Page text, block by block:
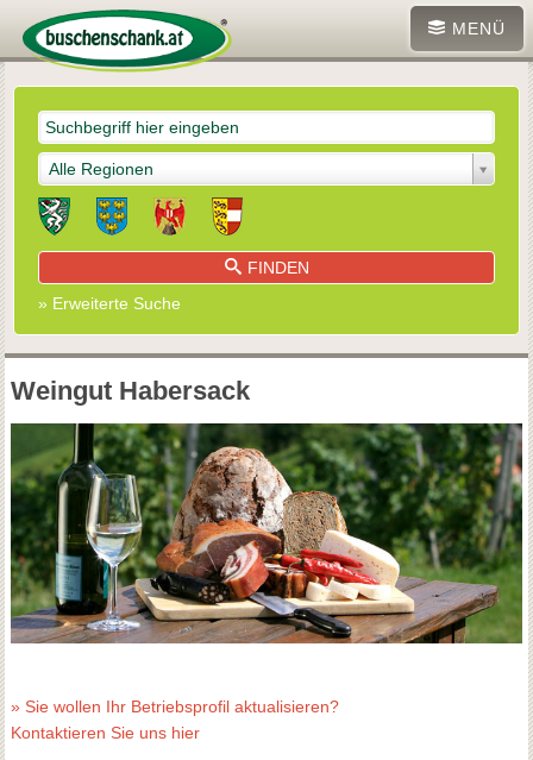
MENÜ
Alle Regionen
FINDEN
» Erweiterte Suche
Weingut Habersack
» Sie wollen Ihr Betriebsprofil aktualisieren?
Kontaktieren Sie uns hier